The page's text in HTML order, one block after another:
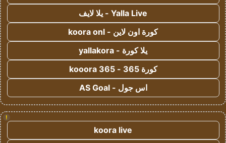
Yalla Live - يلا لايف
كورة اون لاين - koora onl
يلا كورة - yallakora
كورة 365 - kooora 365
اس جول - AS Goal
!
koora live